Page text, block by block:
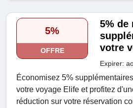
5%
OFFRE
5% de
votre
Expirer:
Économisez 5%
votre voyage Elife et profitez
réduction sur votre réservation